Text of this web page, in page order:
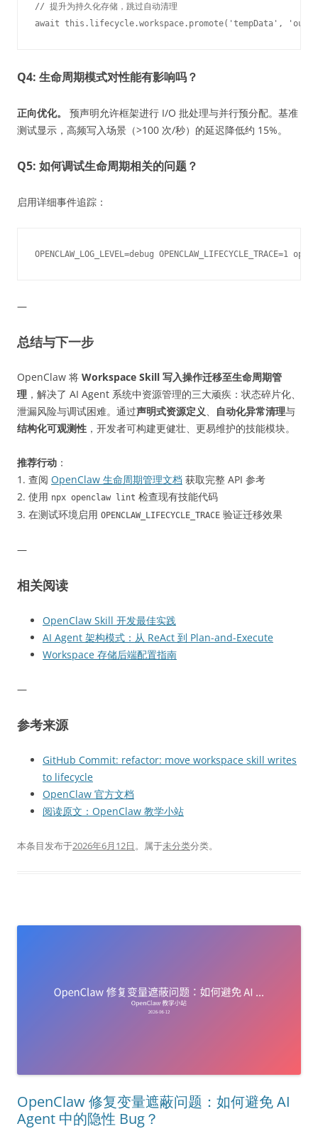
// 提升为持久化存储，跳过自动清理
Q4: 生命周期模式对性能有影响吗？
正向优化。
预声明允许框架进行 I/O 批处理与并行预分配。基准
测试显示，高频写入场景（>100 次/秒）的延迟降低约 15%。
Q5: 如何调试生命周期相关的问题？
启用详细事件追踪：
—
总结与下一步
OpenClaw 将 Workspace Skill 写入操作迁移至生命周期管
理 ，解决了 AI Agent 系统中资源管理的三大顽疾：状态碎片化、
泄漏风险与调试困难。通过声明式资源定义、 自动化异常清理与
结构化可观测性 ，开发者可构建更健壮、更易维护的技能模块。
推荐行动 ：
1. 查阅 OpenClaw 生命周期管理文档 获取完整 API 参考
2. 使用 npx openclaw lint 检查现有技能代码
3. 在测试环境启用 OPENCLAW_LIFECYCLE_TRACE 验证迁移效果
—
相关阅读
OpenClaw Skill 开发最佳实践
AI Agent 架构模式：从 ReAct 到 Plan-and-Execute
Workspace 存储后端配置指南
—
参考来源
GitHub Commit: refactor: move workspace skill writes
to lifecycle
OpenClaw 官方文档
阅读原文：OpenClaw 教学小站
本条目发布于2026年6月12日。属于未分类分类。
OpenClaw 修复变量遮蔽问题：如何避免 AI
Agent 中的隐性 Bug？